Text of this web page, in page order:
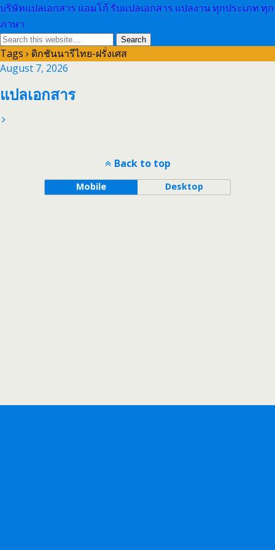
บริษัทแปลเอกสาร แอมโก้ รับแปลเอกสาร แปลงาน ทุกประเภท ทุก
ภาษา
Tags › ดิกชันนารีไทย-ฝรั่งเศส
August 7, 2026
แปลเอกสาร
Back to top
Mobile Desktop